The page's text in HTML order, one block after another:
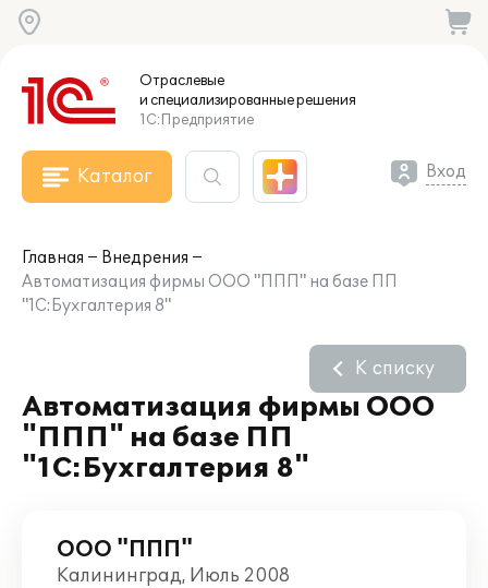
Отраслевые
и специализированныерешения
1С:Предприятие
Каталог Вход
Главная
Внедрения
Автоматизация фирмы ООО "ППП" на базе ПП
"1С:Бухгалтерия 8"
Автоматизация фирмы ООО
"ППП" на базе ПП
"1С:Бухгалтерия 8"
К списку
ООО "ППП"
Калининград, Июль 2008